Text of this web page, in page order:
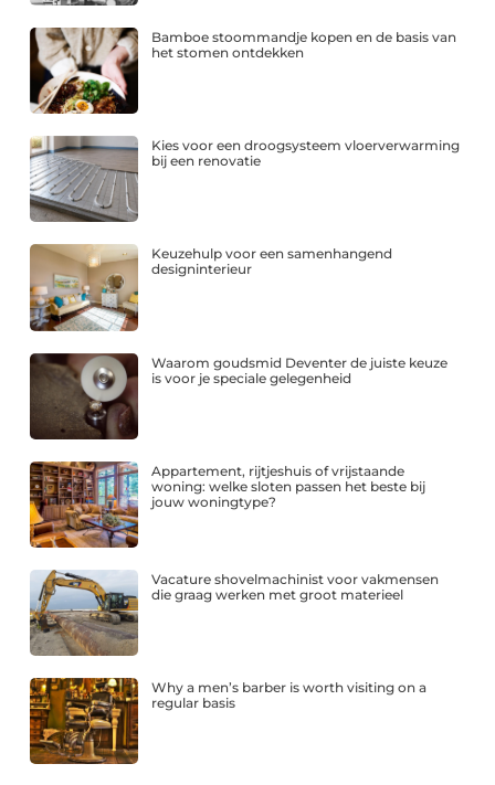
Bamboe stoommandje kopen en de basis van
het stomen ontdekken
Kies voor een droogsysteem vloerverwarming
bij een renovatie
Keuzehulp voor een samenhangend
designinterieur
Waarom goudsmid Deventer de juiste keuze
is voor je speciale gelegenheid
Appartement, rijtjeshuis of vrijstaande
woning: welke sloten passen het beste bij
jouw woningtype?
Vacature shovelmachinist voor vakmensen
die graag werken met groot materieel
Why a men’s barber is worth visiting on a
regular basis